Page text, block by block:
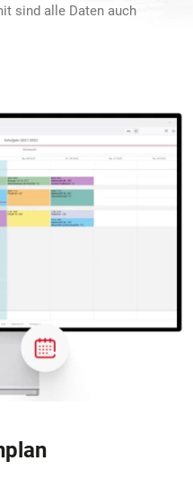
sind alle Daten auch